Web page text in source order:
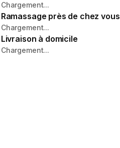
Chargement...
Ramassage près de chez vous
Chargement...
Livraison à domicile
Chargement...